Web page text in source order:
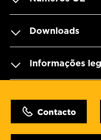
Downloads
Informações
Contacto